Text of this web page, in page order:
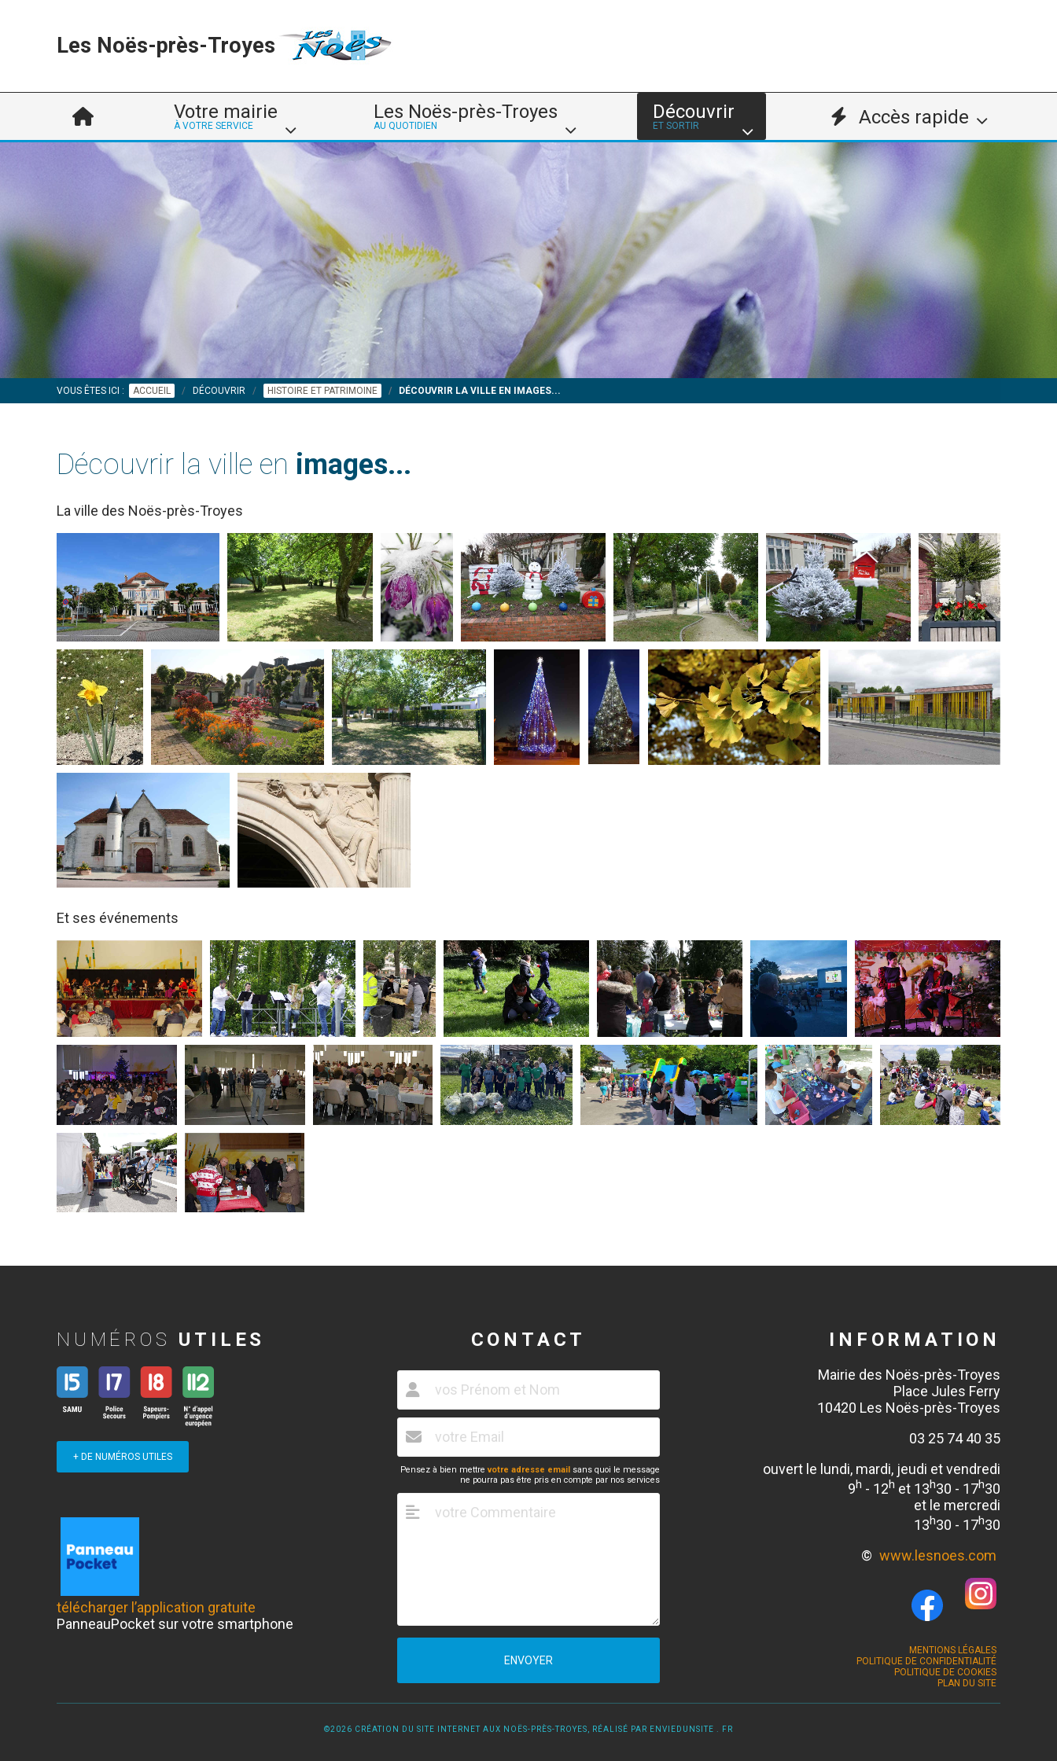
Les Noës-près-Troyes
Votre mairie
À VOTRE SERVICE
Les Noës-près-Troyes
AU QUOTIDIEN
Découvrir
ET SORTIR Accès rapide
VOUS ÊTES ICI : ACCUEIL DÉCOUVRIR HISTOIRE ET PATRIMOINE DÉCOUVRIR LA VILLE EN IMAGES...
Découvrir la ville en images...
La ville des Noës-près-Troyes
Et ses événements
NUMÉROS UTILES
+ DE NUMÉROS UTILES
télécharger l’application gratuite
PanneauPocket sur votre smartphone
CONTACT
Pensez à bien mettrevotre adresse email sans quoi le message
ne pourra pas être pris en compte par nos services
ENVOYER
INFORMATION
Mairie des Noës-près-Troyes
Place Jules Ferry
10420 Les Noës-près-Troyes
03 25 74 40 35
ouvert le lundi, mardi, jeudi et vendredi
9h - 12h et 13h30 - 17h30
et le mercredi
13h30 - 17h30
© www.lesnoes.com
MENTIONS LÉGALES
POLITIQUE DE CONFIDENTIALITÉ
POLITIQUE DE COOKIES
PLAN DU SITE
©2026 CRÉATION DU SITE INTERNET AUX NOËS-PRÈS-TROYES, RÉALISÉ PAR ENVIEDUNSITE . FR